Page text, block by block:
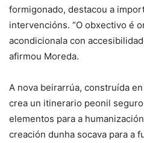
formigonado, destacou a
intervencións. “O obxectivo é
acondicionala con
afirmou Moreda.
A nova beirarrúa, construída
crea un itinerario peonil
elementos para a
creación dunha socava para a